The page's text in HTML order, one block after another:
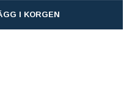
I KORGEN